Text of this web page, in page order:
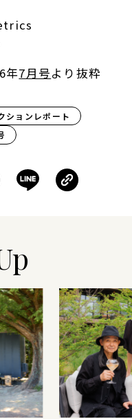
年7月号より抜粋
ションレポート